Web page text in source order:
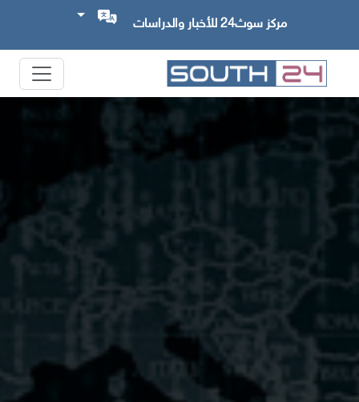
مركز سوث24 للأخبار والدراسات